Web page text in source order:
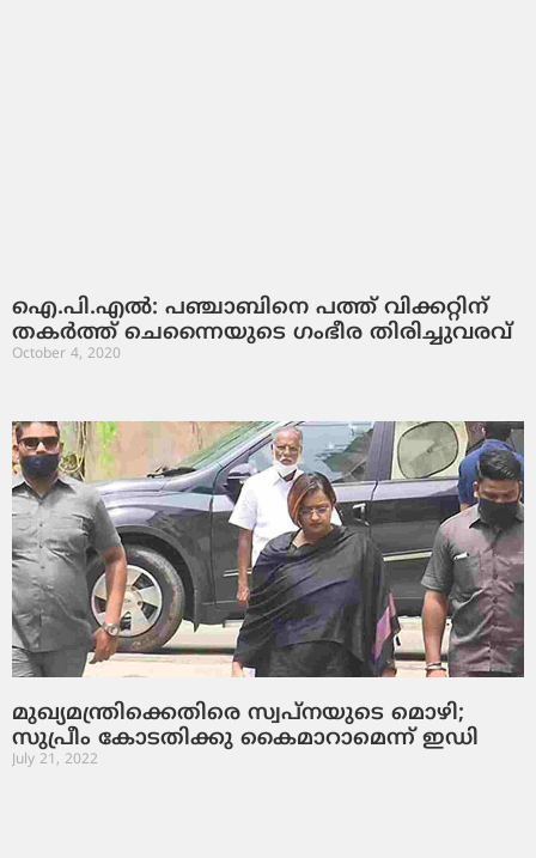
ഐ.പി.എൽ: പഞ്ചാബിനെ പത്ത് വിക്കറ്റിന്
തകർത്ത് ചെന്നൈയുടെ ഗംഭീര തിരിച്ചുവരവ്
October 4, 2020
മുഖ്യമന്ത്രിക്കെതിരെ സ്വപ്നയുടെ മൊഴി;
സുപ്രീം കോടതിക്കു കൈമാറാമെന്ന് ഇഡി
July 21, 2022